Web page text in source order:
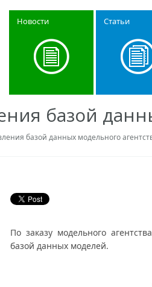
Новости Статьи
базой
базой данных модельного
По заказу модельного
базой данных моделей.